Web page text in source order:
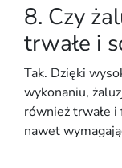
8. Czy
trwałe i
Tak. Dzięki
wykonaniu,
równieżtrwałe i
nawet